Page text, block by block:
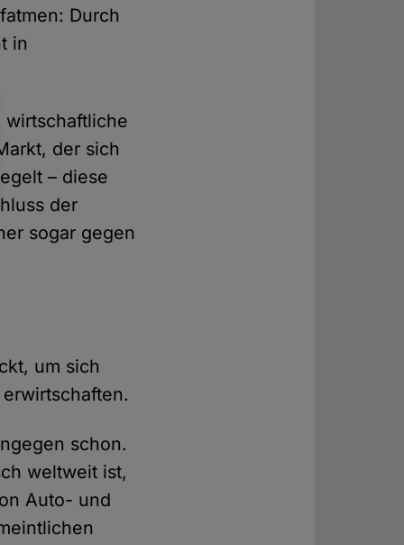
Durch
in
der sich
– diese
der
sogar gegen
um sich
schon.
weltweit ist,
Auto- und